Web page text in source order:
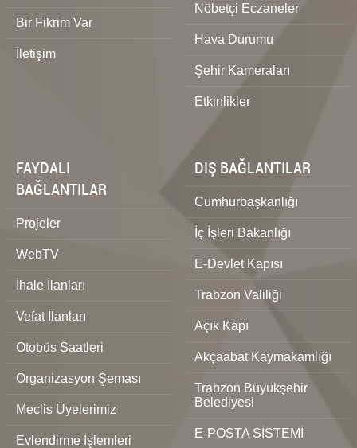
Bir Fikrim Var
İletişim
Nöbetçi Eczaneler
Hava Durumu
Şehir Kameraları
Etkinlikler
FAYDALI
BAĞLANTILAR
Projeler
WebTV
İhale İlanları
Vefat İlanları
Otobüs Saatleri
Organizasyon Şeması
Meclis Üyelerimiz
Evlendirme İşlemleri
DIŞ BAĞLANTILAR
Cumhurbaşkanlığı
İç İşleri Bakanlığı
E-Devlet Kapısı
Trabzon Valiliği
Açık Kapı
Akçaabat Kaymakamlığı
Trabzon Büyükşehir
Belediyesi
E-POSTA SİSTEMİ